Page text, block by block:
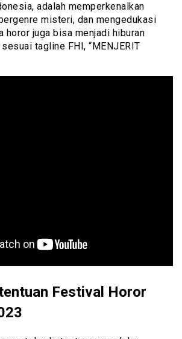
adalah memperkenalkan
misteri, dan mengedukasi
horor juga bisa menjadi hiburan
tagline FHI, “MENJERIT
Festival Horor